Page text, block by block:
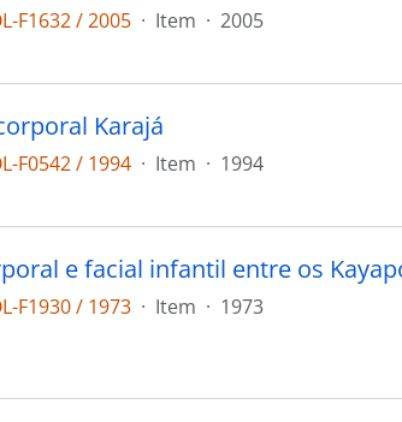
F1632 / 2005 · Item · 2005
Karajá
F0542 / 1994 · Item · 1994
e facial infantil entre os
F1930 / 1973 · Item · 1973